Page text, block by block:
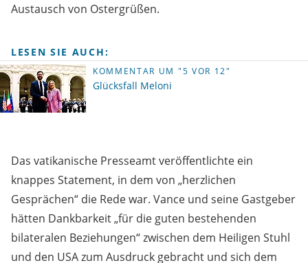
Austausch von Ostergrüßen.
LESEN SIE AUCH:
KOMMENTAR UM "5 VOR 12"
Glücksfall Meloni
Das vatikanische Presseamt veröffentlichte ein
knappes Statement, in dem von „herzlichen
Gesprächen“ die Rede war. Vance und seine Gastgeber
hätten Dankbarkeit „für die guten bestehenden
bilateralen Beziehungen“ zwischen dem Heiligen Stuhl
und den USA zum Ausdruck gebracht und sich dem